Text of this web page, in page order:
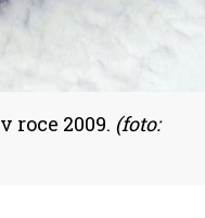
2009. (foto: